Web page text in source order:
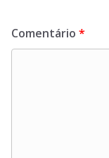
Comentário *